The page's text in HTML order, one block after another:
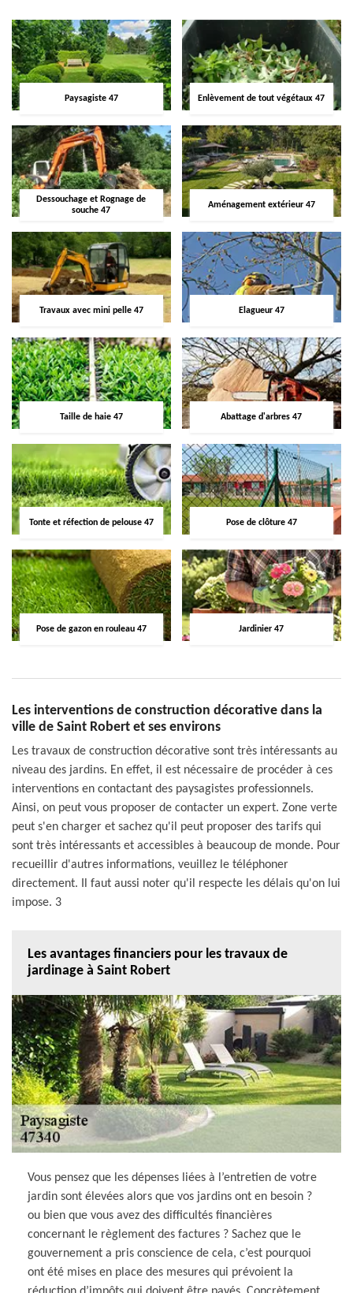
Paysagiste 47 Enlèvement de tout végétaux 47
Dessouchage et Rognage de
souche 47
Aménagement extérieur 47
Travaux avec mini pelle 47 Elagueur 47
Taille de haie 47 Abattage d'arbres 47
Tonte et réfection de pelouse 47 Pose de clôture 47
Pose de gazon en rouleau 47 Jardinier 47
Les interventions de construction décorative dans la
ville de Saint Robert et ses environs
Les travaux de construction décorative sont très intéressants au
niveau des jardins. En effet, il est nécessaire de procéder à ces
interventions en contactant des paysagistes professionnels.
Ainsi, on peut vous proposer de contacter un expert. Zone verte
peut s'en charger et sachez qu'il peut proposer des tarifs qui
sont très intéressants et accessibles à beaucoup de monde. Pour
recueillir d'autres informations, veuillez le téléphoner
directement. Il faut aussi noter qu'il respecte les délais qu'on lui
impose. 3
Les avantages financiers pour les travaux de
jardinage à Saint Robert
Vous pensez que les dépenses liées à l’entretien de votre
jardin sont élevées alors que vos jardins ont en besoin ?
ou bien que vous avez des difficultés financières
concernant le règlement des factures ? Sachez que le
gouvernement a pris conscience de cela, c’est pourquoi
ont été mises en place des mesures qui prévoient la